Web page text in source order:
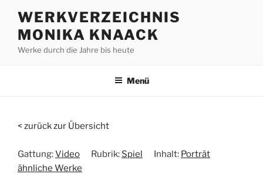
Inhalt
springen
WERKVERZEICHNIS
MONIKA KNAACK
Werke durch die Jahre bis heute
Menü
< zurück zur Übersicht
Gattung:Video Rubrik: Spiel Inhalt: Porträt
ähnliche Werke